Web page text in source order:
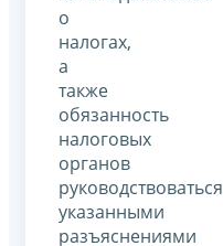
о
налогах,
а
также
обязанность
налоговых
органов
руководствоваться
указанными
разъяснениями